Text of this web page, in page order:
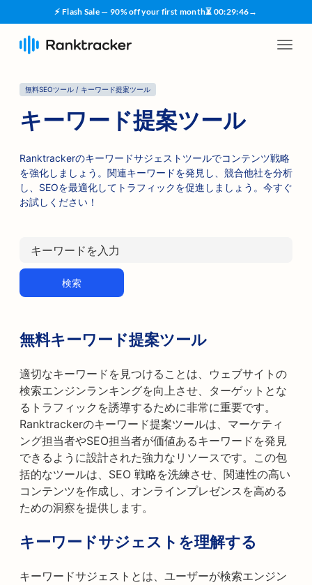
⚡ Flash Sale — 90% off your first month⏳ 00:29:45→
無料SEOツール / キーワード提案ツール
キーワード提案ツール
Ranktrackerのキーワードサジェストツールでコンテンツ戦略
を強化しましょう。関連キーワードを発見し、競合他社を分析
し、SEOを最適化してトラフィックを促進しましょう。今すぐ
お試しください！
検索
無料キーワード提案ツール
適切なキーワードを見つけることは、ウェブサイトの
検索エンジンランキングを向上させ、ターゲットとな
るトラフィックを誘導するために非常に重要です。
Ranktrackerのキーワード提案ツールは、マーケティ
ング担当者やSEO担当者が価値あるキーワードを発見
できるように設計された強力なリソースです。この包
括的なツールは、SEO 戦略を洗練させ、関連性の高い
コンテンツを作成し、オンラインプレゼンスを高める
ための洞察を提供します。
キーワードサジェストを理解する
キーワードサジェストとは、ユーザーが検索エンジン